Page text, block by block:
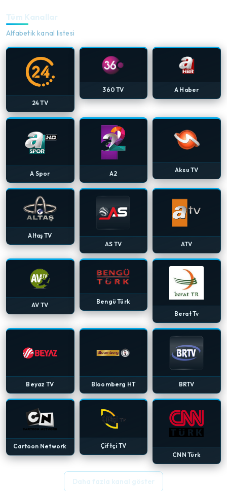
Tüm Kanallar
Alfabetik kanal listesi
24 TV
360 TV A Haber
A Spor A2 Aksu TV
Altaş TV
AS TV
ATV
AV TV
Bengü Türk
Berat Tv
Beyaz TV Bloomberg HT BRTV
Cartoon Network
Çiftçi TV
CNN Türk
Daha fazla kanal göster